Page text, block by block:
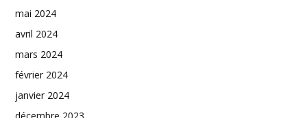
mai 2024
avril 2024
mars 2024
février 2024
janvier 2024